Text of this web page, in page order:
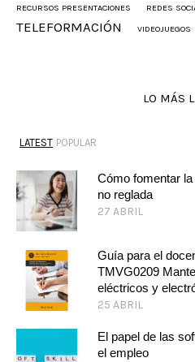
RECURSOS PRESENTACIONES
REDES
TELEFORMACIÓN VIDEOJUEGOS
LO MÁS
LATEST POPULAR
Cómo fomentar
no reglada
27 ABRIL
Guía para el
TMVG0209
eléctricos y
25 ABRIL
El papel de las
el empleo